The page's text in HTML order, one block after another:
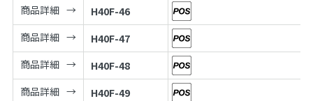
商品詳細
H40F-46
商品詳細
H40F-47
商品詳細
H40F-48
商品詳細
H40F-49